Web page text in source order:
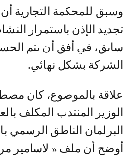
وسبق للمحكمة التجارية
تجديد الإذن باستمرار
سابق، في أفق أن يتم
الشركة بشكل نهائي.
علاقة بالموضوع، كان
الوزير المنتدب المكلف
البرلمان الناطق الرسمي
أوضح أن ملف « لاسامير